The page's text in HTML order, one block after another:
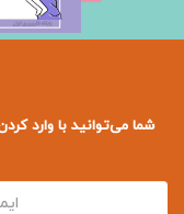
شما می‌توانید با وارد